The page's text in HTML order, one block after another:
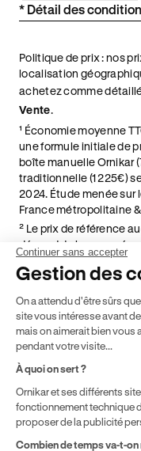
* Détail des
Politique de prix : nos
localisation
achetez comme
Vente.
¹ Économie moyenne
une formule initiale de
boîte manuelle Ornikar
traditionnelle (1 225€)
2024. Étude menée
France métropolitaine
² Le prix de référence
dépend de la zone
effectuer vos heures
de nos Conditions
⁵ Montant du
par chaque
disposant de 500 € de
solde disponible sur le
Continuer sans accepter
Gestion des
On a attendu d'être sûrs
site vous intéresse avant
mais on aimerait bien vous
pendant votre visite...
À quoi on sert ?
Ornikar et ses différents
fonctionnement technique
proposer de la publicité
Combien de temps va-t-on